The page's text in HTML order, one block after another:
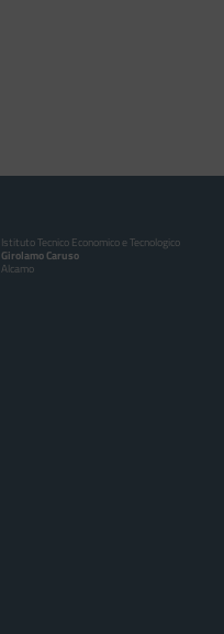
Istituto Tecnico Economico e Tecnologico
Girolamo Caruso
Alcamo